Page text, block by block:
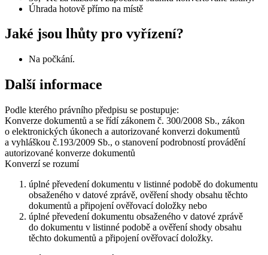
Úhrada hotově přímo na místě
Jaké jsou lhůty pro vyřízení?
Na počkání.
Další informace
Podle kterého právního předpisu se postupuje:
Konverze dokumentů a se řídí zákonem č. 300/2008 Sb., zákon
o elektronických úkonech a autorizované konverzi dokumentů
a vyhláškou č.193/2009 Sb., o stanovení podrobností provádění
autorizované konverze dokumentů
Konverzí se rozumí
úplné převedení dokumentu v listinné podobě do dokumentu
obsaženého v datové zprávě, ověření shody obsahu těchto
dokumentů a připojení ověřovací doložky nebo
úplné převedení dokumentu obsaženého v datové zprávě
do dokumentu v listinné podobě a ověření shody obsahu
těchto dokumentů a připojení ověřovací doložky.